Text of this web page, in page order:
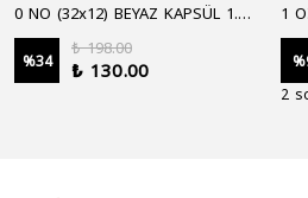
%34
₺ 198.00
₺ 130.00
1
%
2